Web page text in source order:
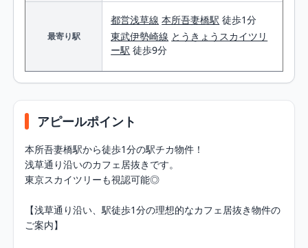
最寄り駅
都営浅草線 本所吾妻橋駅 徒歩1分
東武伊勢崎線 とうきょうスカイツリ
ー駅 徒歩9分
アピールポイント
本所吾妻橋駅から徒歩1分の駅チカ物件！
浅草通り沿いのカフェ居抜きです。
東京スカイツリーも視認可能◎
【浅草通り沿い、駅徒歩1分の理想的なカフェ居抜き物件の
ご案内】